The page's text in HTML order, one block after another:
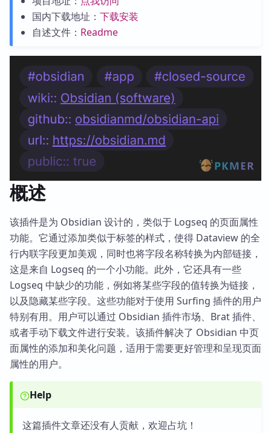
国内下载地址： 下载安装
自述文件： Readme
概述
该插件是为 Obsidian 设计的，类似于 Logseq 的页面属性
功能。它通过添加类似于标签的样式，使得 Dataview 的全
行内联字段更加美观，同时也将字段名称转换为内部链接，
这是来自 Logseq 的一个小功能。此外，它还具有一些
Logseq 中缺少的功能，例如将某些字段的值转换为链接，
以及隐藏某些字段。这些功能对于使用 Surfing 插件的用户
特别有用。用户可以通过 Obsidian 插件市场、Brat 插件、
或者手动下载文件进行安装。该插件解决了 Obsidian 中页
面属性的添加和美化问题，适用于需要更好管理和呈现页面
属性的用户。
Help
这篇插件文章还没有人贡献，欢迎占坑！